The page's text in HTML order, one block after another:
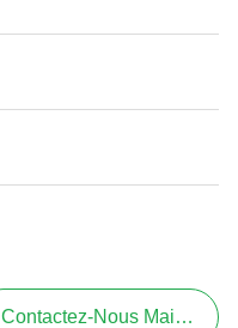
Contactez-Nous Maintenant